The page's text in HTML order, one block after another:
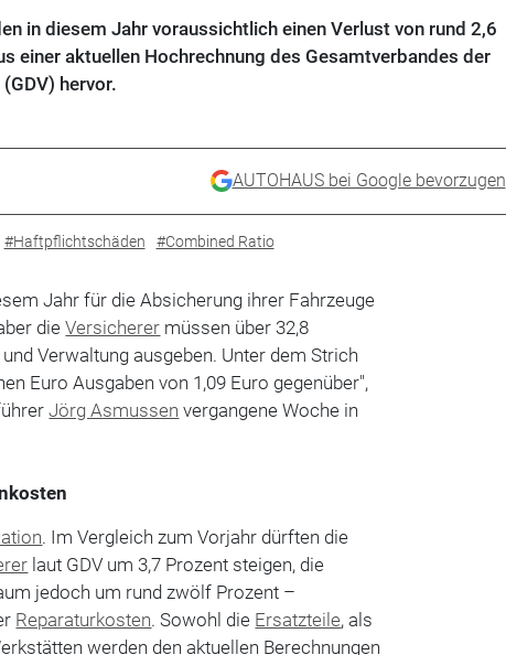
in diesem Jahr voraussichtlich einen Verlust von rund 2,6
einer aktuellen Hochrechnung des Gesamtverbandes der
hervor.
AUTOHAUS bei Google bevorzugen
#Haftpflichtschäden #Combined Ratio
Jahr für die Absicherung ihrer Fahrzeuge
dieVersicherer müssen über 32,8
Verwaltung ausgeben. Unter dem Strich
Euro Ausgaben von 1,09 Euro gegenüber",
Jörg Asmussen vergangene Woche in
. Im Vergleich zum Vorjahr dürften die
laut GDV um 3,7 Prozent steigen, die
jedoch um rund zwölf Prozent –
Reparaturkosten. Sowohl die Ersatzteile, als
werden den aktuellen Berechnungen